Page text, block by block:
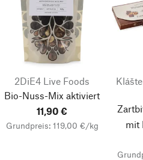
2DiE4 Live Foods
Bio-Nuss-Mix aktiviert
11,90 €
Grundpreis: 119,00 €/kg
mit